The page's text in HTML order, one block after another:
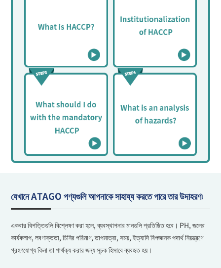
যেখানে ATAGO পণ্যগুলি আপনাকে সাহায্য করতে পারে তার উদাহরণ৷
একবার বিপত্তিগুলি বিশ্লেষণ করা হলে, ব্যবস্থাপনার মানগুলি প্রতিষ্ঠিত হবে। PH, জলের
কার্যকলাপ, লবণাক্ততা, চিনির পরিমাণ, তাপমাত্রা, সময়, ইত্যাদি বিপজ্জনক পদার্থ নিয়ন্ত্রণে
গ্রহণযোগ্য কিনা তা পার্থক্য করার জন্য সূচক হিসাবে ব্যবহৃত হয়।